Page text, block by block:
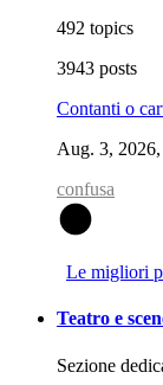
492 topics
3943 posts
Contanti o
Aug. 3, 2026,
confusa
Le migliori
Teatro e
Sezione